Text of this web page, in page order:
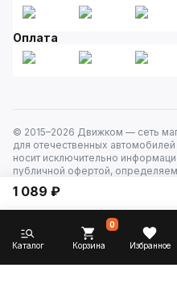
1 089 ₽
Оплата
© 2015–2026 Движком — сеть
для отечественных
носит исключительно
публичной офертой,
Каталог Корзина
0
Избранное